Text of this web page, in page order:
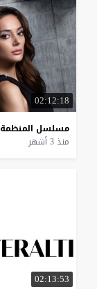
02:12:18
مسلسل المنظمة
منذ 3 أشهر
02:13:53